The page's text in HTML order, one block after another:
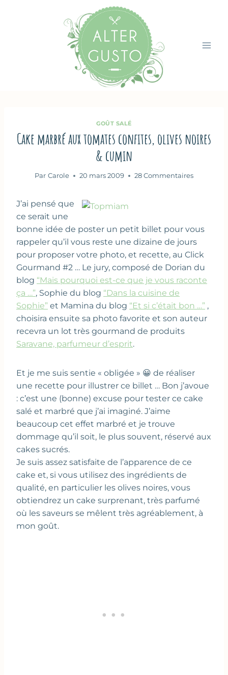
GOÛT SALÉ
Cake marbré aux tomates confites, olives noires
& cumin
Par Carole 20 mars 2009 28 Commentaires
J’ai pensé que
ce serait une
bonne idée de poster un petit billet pour vous
rappeler qu’il vous reste une dizaine de jours
pour proposer votre photo, et recette, au Click
Gourmand #2 … Le jury, composé de Dorian du
blog “Mais pourquoi est-ce que je vous raconte
ça …”, Sophie du blog “Dans la cuisine de
Sophie” et Mamina du blog “Et si c’était bon …” ,
choisira ensuite sa photo favorite et son auteur
recevra un lot très gourmand de produits
Saravane, parfumeur d’esprit.
Et je me suis sentie « obligée » 😀 de réaliser
une recette pour illustrer ce billet … Bon j’avoue
: c’est une (bonne) excuse pour tester ce cake
salé et marbré que j’ai imaginé. J’aime
beaucoup cet effet marbré et je trouve
dommage qu’il soit, le plus souvent, réservé aux
cakes sucrés.
Je suis assez satisfaite de l’apparence de ce
cake et, si vous utilisez des ingrédients de
qualité, en particulier les olives noires, vous
obtiendrez un cake surprenant, très parfumé
où les saveurs se mêlent très agréablement, à
mon goût.